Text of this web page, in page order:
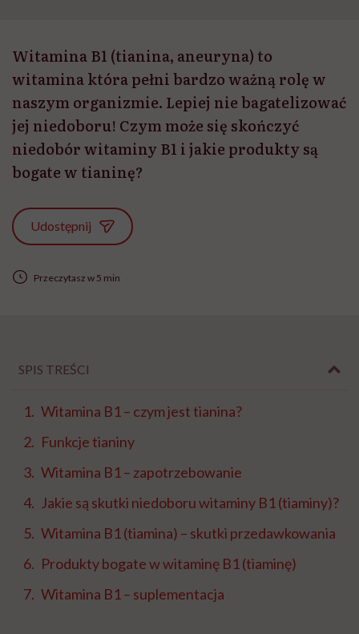
Witamina B1 (tianina, aneuryna) to
witamina która pełni bardzo ważną rolę w
naszym organizmie. Lepiej nie bagatelizować
jej niedoboru! Czym może się skończyć
niedobór witaminy B1 i jakie produkty są
bogate w tianinę?
Udostępnij
Przeczytasz w 5 min
SPIS TREŚCI
Witamina B1 – czym jest tianina?
Funkcje tianiny
Witamina B1 – zapotrzebowanie
Jakie są skutki niedoboru witaminy B1 (tiaminy)?
Witamina B1 (tiamina) – skutki przedawkowania
Produkty bogate w witaminę B1 (tiaminę)
Witamina B1 – suplementacja